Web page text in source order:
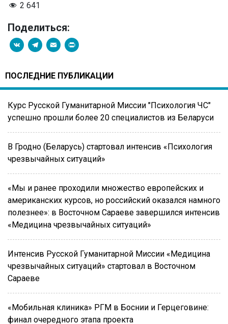
2 641
Поделиться:
VK Telegram
Email
ПОСЛЕДНИЕ ПУБЛИКАЦИИ
Курс Русской Гуманитарной Миссии "Психология ЧС"
успешно прошли более 20 специалистов из Беларуси
В Гродно (Беларусь) стартовал интенсив «Психология
чрезвычайных ситуаций»
«Мы и ранее проходили множество европейских и
американских курсов, но российский оказался намного
полезнее»: в Восточном Сараеве завершился интенсив
«Медицина чрезвычайных ситуаций»
Интенсив Русской Гуманитарной Миссии «Медицина
чрезвычайных ситуаций» стартовал в Восточном
Сараеве
«Мобильная клиника» РГМ в Боснии и Герцеговине:
финал очередного этапа проекта